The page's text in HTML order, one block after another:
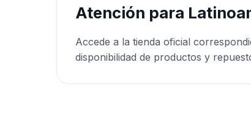
Atención para
Accede a la tienda oficial
disponibilidad de productos y